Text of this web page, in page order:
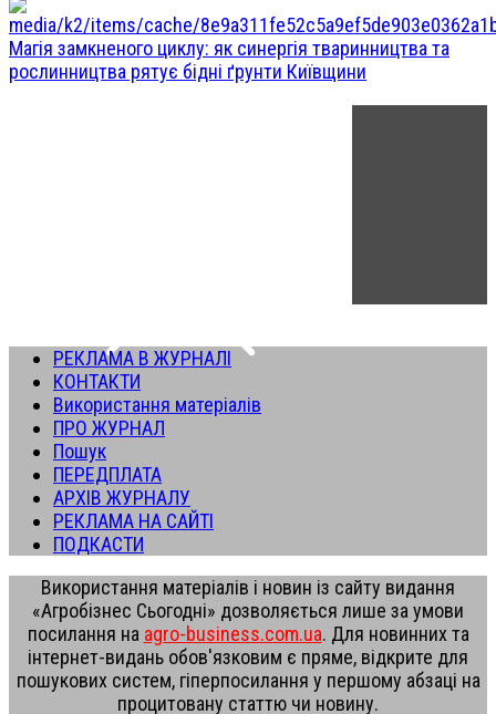
Магія замкненого циклу: як синергія тваринництва та
рослинництва рятує бідні ґрунти Київщини
РЕКЛАМА В ЖУРНАЛІ
КОНТАКТИ
Використання матеріалів
ПРО ЖУРНАЛ
Пошук
ПЕРЕДПЛАТА
АРХІВ ЖУРНАЛУ
РЕКЛАМА НА САЙТІ
ПОДКАСТИ
Використання матеріалів і новин із сайту видання
«Агробізнес Сьогодні» дозволяється лише за умови
посилання на agro-business.com.ua. Для новинних та
інтернет-видань обов'язковим є пряме, відкрите для
пошукових систем, гіперпосилання у першому абзаці на
процитовану статтю чи новину.